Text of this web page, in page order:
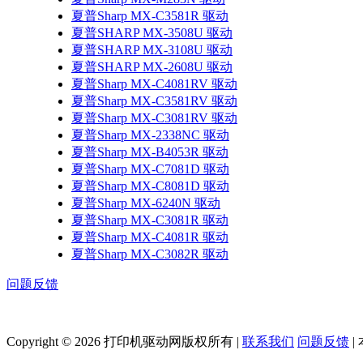
夏普Sharp MX-C3581R 驱动
夏普SHARP MX-3508U 驱动
夏普SHARP MX-3108U 驱动
夏普SHARP MX-2608U 驱动
夏普Sharp MX-C4081RV 驱动
夏普Sharp MX-C3581RV 驱动
夏普Sharp MX-C3081RV 驱动
夏普Sharp MX-2338NC 驱动
夏普Sharp MX-B4053R 驱动
夏普Sharp MX-C7081D 驱动
夏普Sharp MX-C8081D 驱动
夏普Sharp MX-6240N 驱动
夏普Sharp MX-C3081R 驱动
夏普Sharp MX-C4081R 驱动
夏普Sharp MX-C3082R 驱动
问题反馈
Copyright © 2026 打印机驱动网版权所有 | 联系我们 问题反馈 |